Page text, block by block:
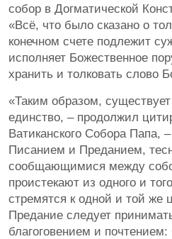
собор в Догматической
«Всё, что было сказано о
конечном счете подлежит
исполняет Божественное
хранить и толковать слово
«Таким образом,
единство, – продолжил
Ватиканского Собора
Писанием и Преданием,
сообщающимися между
проистекают из одного и
стремятся к одной и той же
Предание следует
благоговением и